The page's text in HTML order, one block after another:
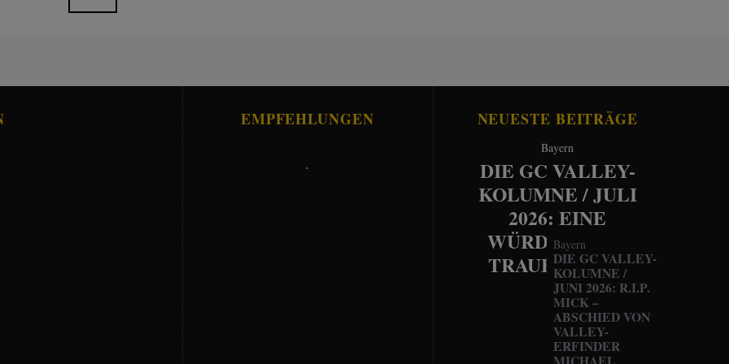
EMPFEHLUNGEN
.
NEUESTE BEITRÄGE
Bayern
DIE GC VALLEY-
KOLUMNE / JULI
2026: EINE
WÜRDEVOLLE
TRAUERFEIER
Bayern
DIE GC VALLEY-
KOLUMNE /
JUNI 2026: R.I.P.
MICK –
ABSCHIED VON
VALLEY-
ERFINDER
MICHAEL